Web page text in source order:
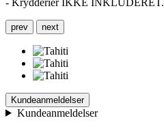
prev next
Kundeanmeldelser
Kundeanmeldelser